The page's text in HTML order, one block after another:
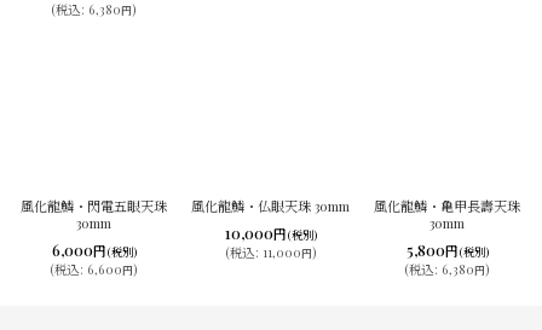
(税込: 6,380円)
風化龍鱗・閃電五眼天珠
30mm
6,000円(税別)
(税込: 6,600円)
風化龍鱗・仏眼天珠 30mm
10,000円(税別)
(税込: 11,000円)
風化龍鱗・亀甲長壽天珠
30mm
5,800円(税別)
(税込: 6,380円)